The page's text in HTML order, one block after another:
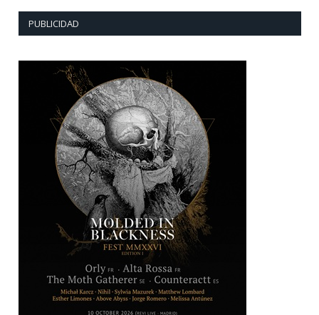
PUBLICIDAD